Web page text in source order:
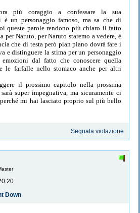
più coraggio a confessare la sua
è un personaggio famoso, ma sa che di
queste parole rendono più chiaro il fatto
per Naruto, per Naruto staremo a vedere, è
che di testa però pian piano dovrà fare i
e distinguere la stima per un personaggio
dal fatto che conoscere quella
le farfalle nello stomaco anche per altri
il prossimo capitolo nella prossima
super impegnativa, ma sicuramente ci
mi hai lasciato proprio sul più bello
Segnala violazione
Down